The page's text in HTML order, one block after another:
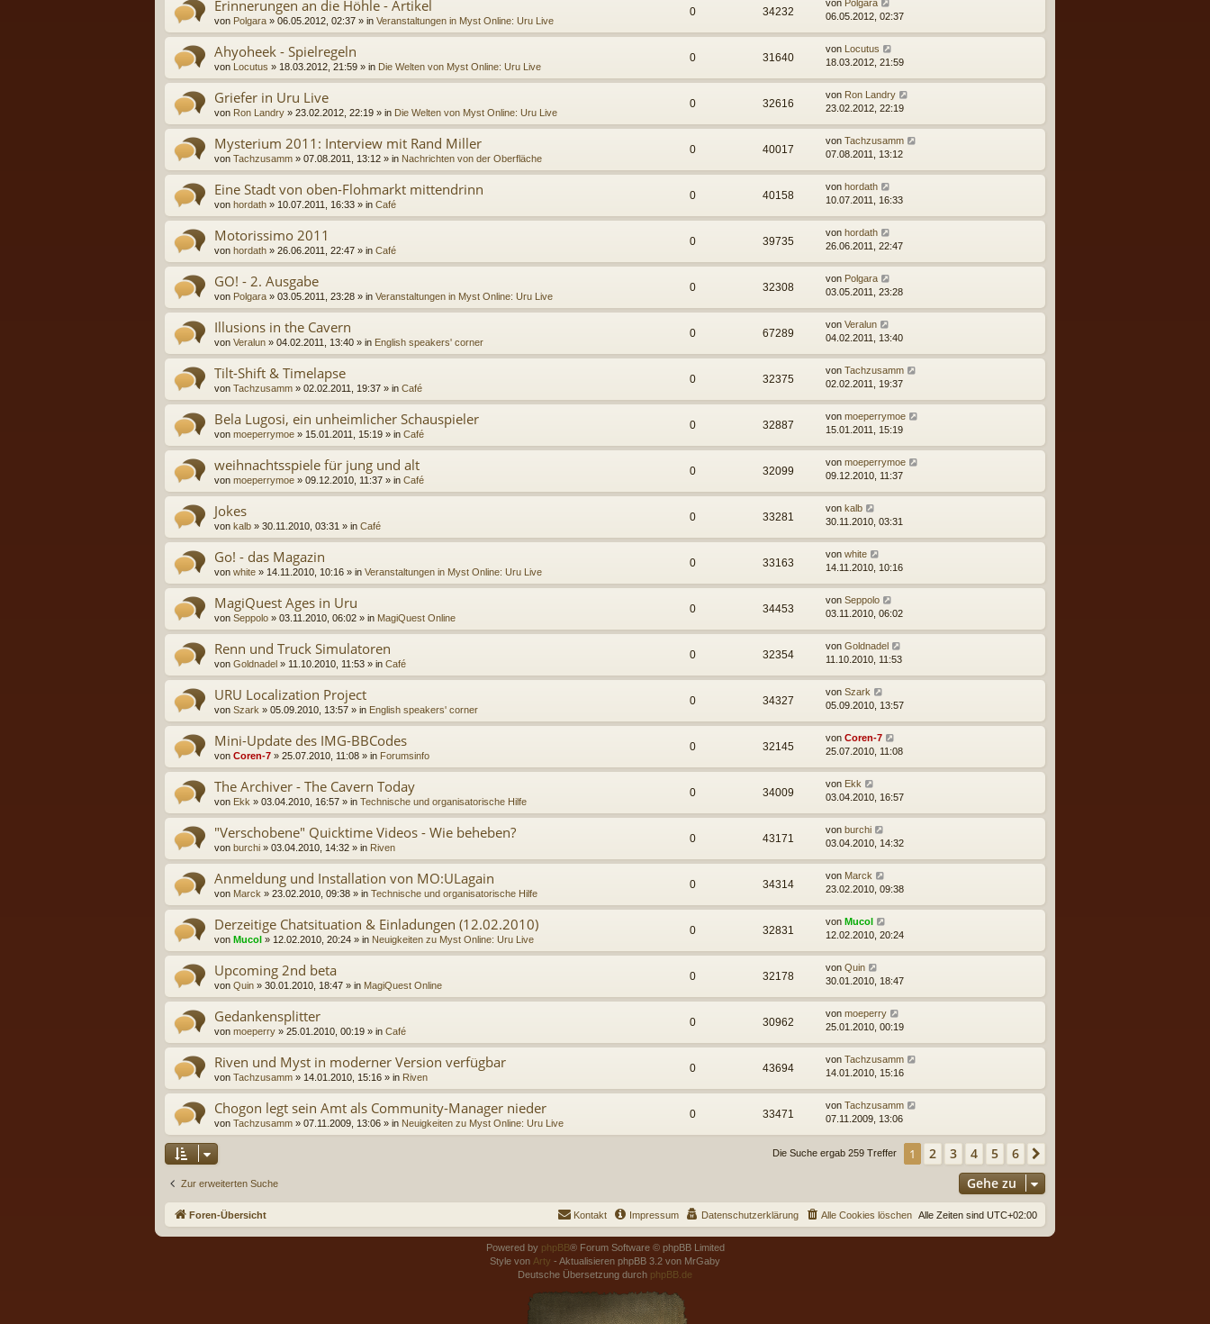
Erinnerungen an die Höhle - Artikel
von Polgara » 06.05.2012, 02:37 » in Veranstaltungen in Myst Online: Uru Live
0 34232
von Polgara
06.05.2012, 02:37
Ahyoheek - Spielregeln
von Locutus » 18.03.2012, 21:59 » in Die Welten von Myst Online: Uru Live
0 31640
von Locutus
18.03.2012, 21:59
Griefer in Uru Live
von Ron Landry » 23.02.2012, 22:19 » in Die Welten von Myst Online: Uru Live
0 32616
von Ron Landry
23.02.2012, 22:19
Mysterium 2011: Interview mit Rand Miller
von Tachzusamm » 07.08.2011, 13:12 » in Nachrichten von der Oberfläche
0 40017
von Tachzusamm
07.08.2011, 13:12
Eine Stadt von oben-Flohmarkt mittendrinn
von hordath » 10.07.2011, 16:33 » in Café
0 40158
von hordath
10.07.2011, 16:33
Motorissimo 2011
von hordath » 26.06.2011, 22:47 » in Café
0 39735
von hordath
26.06.2011, 22:47
GO! - 2. Ausgabe
von Polgara » 03.05.2011, 23:28 » in Veranstaltungen in Myst Online: Uru Live
0 32308
von Polgara
03.05.2011, 23:28
Illusions in the Cavern
von Veralun » 04.02.2011, 13:40 » in English speakers' corner
0 67289
von Veralun
04.02.2011, 13:40
Tilt-Shift & Timelapse
von Tachzusamm » 02.02.2011, 19:37 » in Café
0 32375
von Tachzusamm
02.02.2011, 19:37
Bela Lugosi, ein unheimlicher Schauspieler
von moeperrymoe » 15.01.2011, 15:19 » in Café
0 32887
von moeperrymoe
15.01.2011, 15:19
weihnachtsspiele für jung und alt
von moeperrymoe » 09.12.2010, 11:37 » in Café
0 32099
von moeperrymoe
09.12.2010, 11:37
Jokes
von kalb » 30.11.2010, 03:31 » in Café
0 33281
von kalb
30.11.2010, 03:31
Go! - das Magazin
von white » 14.11.2010, 10:16 » in Veranstaltungen in Myst Online: Uru Live
0 33163
von white
14.11.2010, 10:16
MagiQuest Ages in Uru
von Seppolo » 03.11.2010, 06:02 » in MagiQuest Online
0 34453
von Seppolo
03.11.2010, 06:02
Renn und Truck Simulatoren
von Goldnadel » 11.10.2010, 11:53 » in Café
0 32354
von Goldnadel
11.10.2010, 11:53
URU Localization Project
von Szark » 05.09.2010, 13:57 » in English speakers' corner
0 34327
von Szark
05.09.2010, 13:57
Mini-Update des IMG-BBCodes
von Coren-7 » 25.07.2010, 11:08 » in Forumsinfo
0 32145
von Coren-7
25.07.2010, 11:08
The Archiver - The Cavern Today
von Ekk » 03.04.2010, 16:57 » in Technische und organisatorische Hilfe
0 34009
von Ekk
03.04.2010, 16:57
"Verschobene" Quicktime Videos - Wie beheben?
von burchi » 03.04.2010, 14:32 » in Riven
0 43171
von burchi
03.04.2010, 14:32
Anmeldung und Installation von MO:ULagain
von Marck » 23.02.2010, 09:38 » in Technische und organisatorische Hilfe
0 34314
von Marck
23.02.2010, 09:38
Derzeitige Chatsituation & Einladungen (12.02.2010)
von Mucol » 12.02.2010, 20:24 » in Neuigkeiten zu Myst Online: Uru Live
0 32831
von Mucol
12.02.2010, 20:24
Upcoming 2nd beta
von Quin » 30.01.2010, 18:47 » in MagiQuest Online
0 32178
von Quin
30.01.2010, 18:47
Gedankensplitter
von moeperry » 25.01.2010, 00:19 » in Café
0 30962
von moeperry
25.01.2010, 00:19
Riven und Myst in moderner Version verfügbar
von Tachzusamm » 14.01.2010, 15:16 » in Riven
0 43694
von Tachzusamm
14.01.2010, 15:16
Chogon legt sein Amt als Community-Manager nieder
von Tachzusamm » 07.11.2009, 13:06 » in Neuigkeiten zu Myst Online: Uru Live
0 33471
von Tachzusamm
07.11.2009, 13:06
Die Suche ergab 259 Treffer 1 2 3 4 5 6
Zur erweiterten Suche Gehe zu
Foren-Übersicht Alle Zeiten sind UTC+02:00
Alle Cookies löschen
Datenschutzerklärung
Impressum
Kontakt
Powered by phpBB® Forum Software © phpBB Limited
Style von Arty - Aktualisieren phpBB 3.2 von MrGaby
Deutsche Übersetzung durch phpBB.de